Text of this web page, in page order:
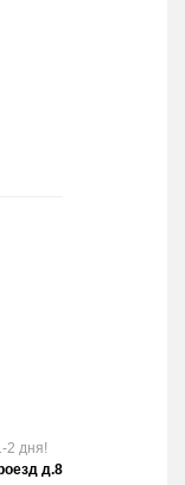
2 дня!
д.8